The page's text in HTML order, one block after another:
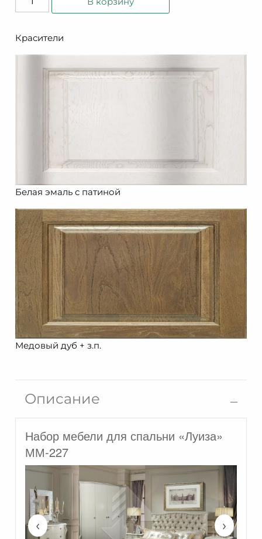
товара
Красители
Белая эмаль с патиной
Медовый дуб + з.п.
Описание
Набор мебели для спальни «Луиза»
ММ-227
‹ ›